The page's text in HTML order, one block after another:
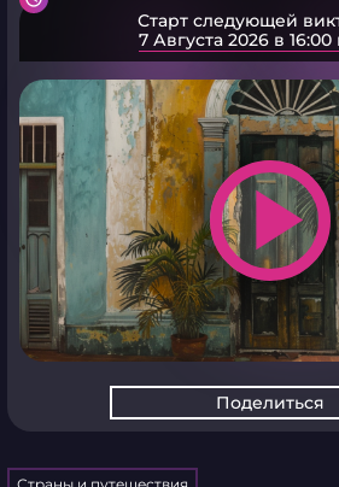
Старт следующей
7 Августа 2026 в
play_arrow
Поделиться